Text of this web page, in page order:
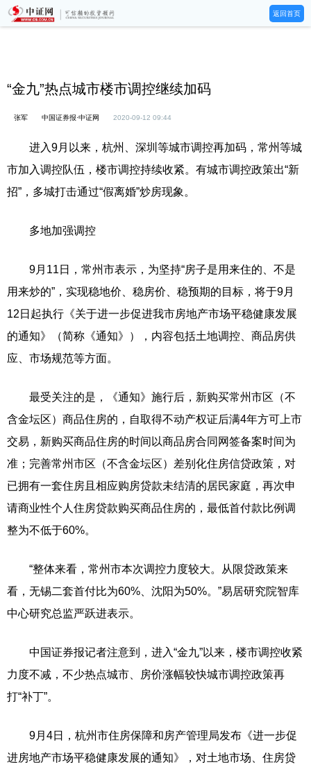
返回首页
“金九”热点城市楼市调控继续加码
张军 中国证券报·中证网 2020-09-12 09:44
进入9月以来，杭州、深圳等城市调控再加码，常州等城
市加入调控队伍，楼市调控持续收紧。有城市调控政策出“新
招”，多城打击通过“假离婚”炒房现象。
多地加强调控
9月11日，常州市表示，为坚持“房子是用来住的、不是
用来炒的”，实现稳地价、稳房价、稳预期的目标，将于9月
12日起执行《关于进一步促进我市房地产市场平稳健康发展
的通知》（简称《通知》），内容包括土地调控、商品房供
应、市场规范等方面。
最受关注的是，《通知》施行后，新购买常州市区（不
含金坛区）商品住房的，自取得不动产权证后满4年方可上市
交易，新购买商品住房的时间以商品房合同网签备案时间为
准；完善常州市区（不含金坛区）差别化住房信贷政策，对
已拥有一套住房且相应购房贷款未结清的居民家庭，再次申
请商业性个人住房贷款购买商品住房的，最低首付款比例调
整为不低于60%。
“整体来看，常州市本次调控力度较大。从限贷政策来
看，无锡二套首付比为60%、沈阳为50%。”易居研究院智库
中心研究总监严跃进表示。
中国证券报记者注意到，进入“金九”以来，楼市调控收紧
力度不减，不少热点城市、房价涨幅较快城市调控政策再
打“补丁”。
9月4日，杭州市住房保障和房产管理局发布《进一步促
进房地产市场平稳健康发展的通知》，对土地市场、住房贷